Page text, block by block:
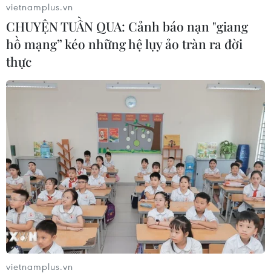
vietnamplus.vn
CHUYỆN TUẦN QUA: Cảnh báo nạn "giang
hồ mạng” kéo những hệ lụy ảo tràn ra đời
thực
vietnamplus.vn